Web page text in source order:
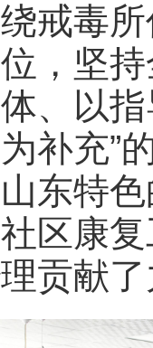
戒毒
，坚
、以
补充”
东特
区康
贡献